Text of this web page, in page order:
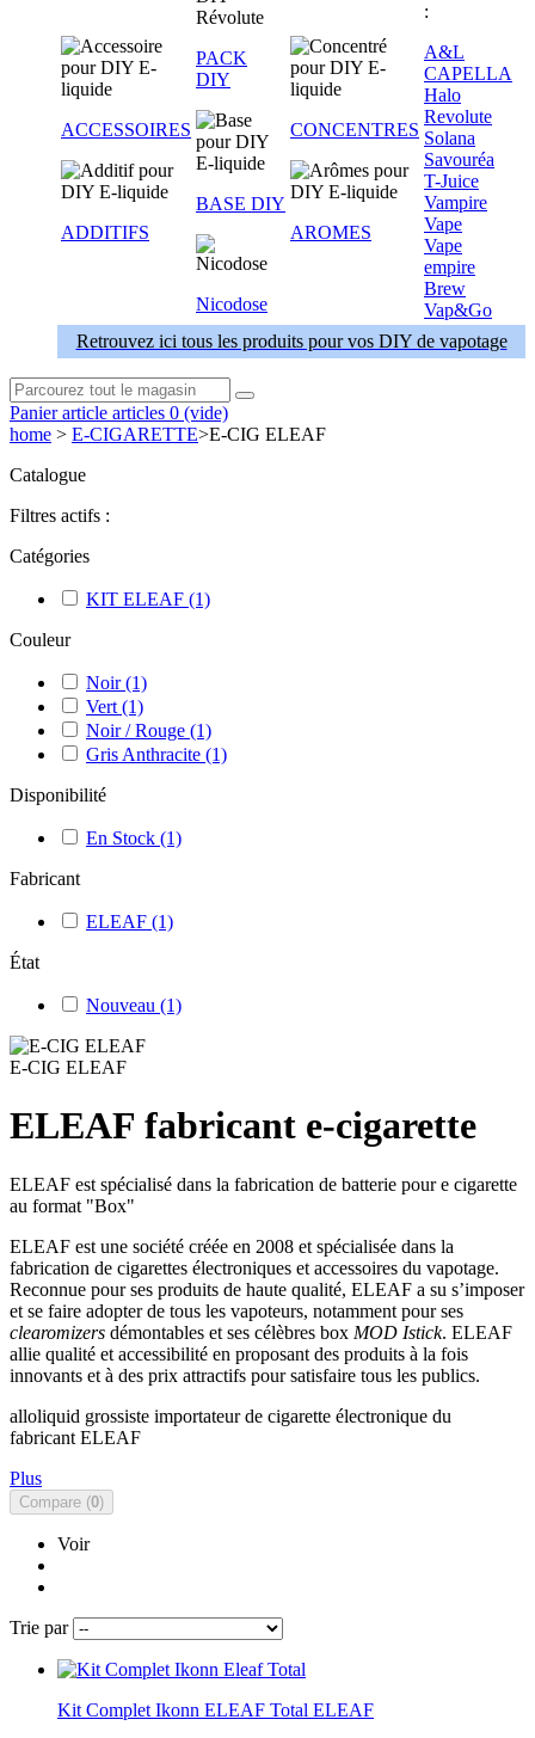
ACCESSOIRES
ADDITIFS
PACK
DIY
BASE DIY
Nicodose
CONCENTRES
AROMES
:
A&L
CAPELLA
Halo
Revolute
Solana
Savouréa
T-Juice
Vampire
Vape
Vape
empire
Brew
Vap&Go
Retrouvez ici tous les produits pour vos DIY de vapotage
Panier article articles 0 (vide)
home > E-CIGARETTE>E-CIG ELEAF
Catalogue
Filtres actifs :
Catégories
KIT ELEAF (1)
Couleur
Noir(1)
Vert (1)
Noir / Rouge (1)
Gris Anthracite (1)
Disponibilité
En Stock (1)
Fabricant
ELEAF (1)
État
Nouveau (1)
E-CIG ELEAF
ELEAF fabricant e-cigarette
ELEAF est spécialisé dans la fabrication de batterie pour e cigarette
au format "Box"
ELEAF est une société créée en 2008 et spécialisée dans la
fabrication de cigarettes électroniques et accessoires du vapotage.
Reconnue pour ses produits de haute qualité, ELEAF a su s’imposer
et se faire adopter de tous les vapoteurs, notamment pour ses
clearomizers démontables et ses célèbres box MOD Istick. ELEAF
allie qualité et accessibilité en proposant des produits à la fois
innovants et à des prix attractifs pour satisfaire tous les publics.
alloliquid grossiste importateur de cigarette électronique du
fabricant ELEAF
Plus
Compare (0)
Voir
Trie par
Kit Complet Ikonn ELEAF Total ELEAF